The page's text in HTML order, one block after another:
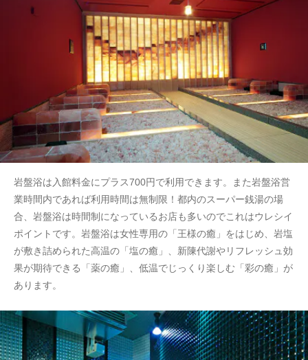
岩盤浴は入館料金にプラス700円で利用できます。また岩盤浴営
業時間内であれば利用時間は無制限！都内のスーパー銭湯の場
合、岩盤浴は時間制になっているお店も多いのでこれはウレシイ
ポイントです。岩盤浴は女性専用の「王様の癒」をはじめ、岩塩
が敷き詰められた高温の「塩の癒」、新陳代謝やリフレッシュ効
果が期待できる「薬の癒」、低温でじっくり楽しむ「彩の癒」が
あります。